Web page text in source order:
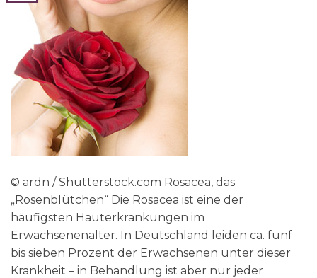
© ardn / Shutterstock.com Rosacea, das
„Rosenblütchen“ Die Rosacea ist eine der
häufigsten Hauterkrankungen im
Erwachsenenalter. In Deutschland leiden ca. fünf
bis sieben Prozent der Erwachsenen unter dieser
Krankheit – in Behandlung ist aber nur jeder